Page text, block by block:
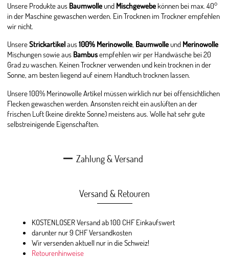
Unsere Produkte aus Baumwolleund Mischgewebe können bei max. 40°
in der Maschine gewaschen werden. Ein Trocknen im Trockner empfehlen
wir nicht.
UnsereStrickartikelaus100% Merinowolle, Baumwolleund Merinowolle
Mischungen sowie aus Bambusempfehlen wir per Handwäsche bei 20
Grad zu waschen. Keinen Trockner verwenden und kein trocknen in der
Sonne, am besten liegend auf einem Handtuch trocknen lassen.
Unsere 100% Merinowolle Artikel müssen wirklich nur bei offensichtlichen
Flecken gewaschen werden. Ansonsten reicht ein auslüften an der
frischen Luft (keine direkte Sonne) meistens aus. Wolle hat sehr gute
selbstreinigende Eigenschaften.
Zahlung & Versand
Versand & Retouren
KOSTENLOSER Versand ab 100 CHF Einkaufswert
darunter nur 9 CHF Versandkosten
Wir versenden aktuell nur in die Schweiz!
Retourenhinweise